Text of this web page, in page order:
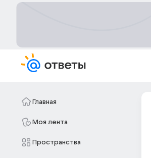
Главная
Моя лента
Пространства